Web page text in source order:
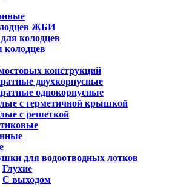
ЖБИ
колодцев
конструкций
двухкорпусные
однокорпусные
с герметичной крышкой
с решеткой
для водоотводных лотков
Глухие
С выходом